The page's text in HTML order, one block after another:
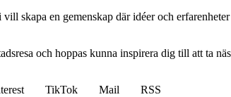
skapa en gemenskap där idéer och
och hoppas kunna inspirera dig till att ta
TikTok Mail
RSS